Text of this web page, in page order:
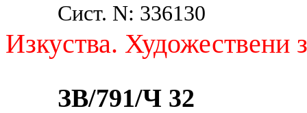
Сист. N: 336130
Изкуства. Художествени
ЗВ/791/Ч 32